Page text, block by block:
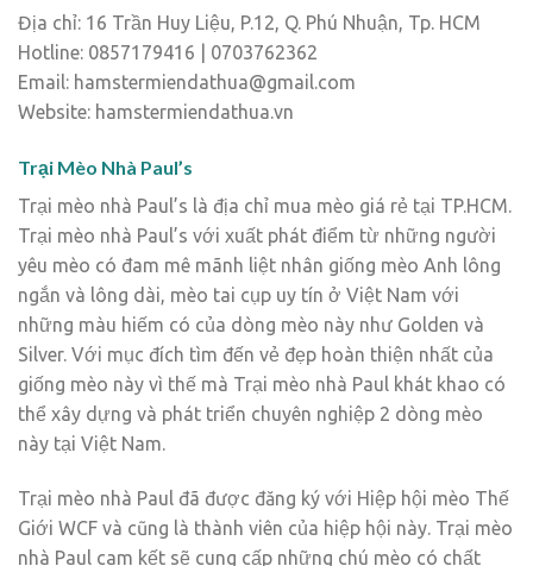
Địa chỉ: 16 Trần Huy Liệu, P.12, Q. Phú Nhuận, Tp. HCM
Hotline: 0857179416 | 0703762362
Email: hamstermiendathua@gmail.com
Website: hamstermiendathua.vn
Trại Mèo Nhà Paul’s
Trại mèo nhà Paul’s là địa chỉ mua mèo giá rẻ tại TP.HCM.
Trại mèo nhà Paul’s với xuất phát điểm từ những người
yêu mèo có đam mê mãnh liệt nhân giống mèo Anh lông
ngắn và lông dài, mèo tai cụp uy tín ở Việt Nam với
những màu hiếm có của dòng mèo này như Golden và
Silver. Với mục đích tìm đến vẻ đẹp hoàn thiện nhất của
giống mèo này vì thế mà Trại mèo nhà Paul khát khao có
thể xây dựng và phát triển chuyên nghiệp 2 dòng mèo
này tại Việt Nam.
Trại mèo nhà Paul đã được đăng ký với Hiệp hội mèo Thế
Giới WCF và cũng là thành viên của hiệp hội này. Trại mèo
nhà Paul cam kết sẽ cung cấp những chú mèo có chất